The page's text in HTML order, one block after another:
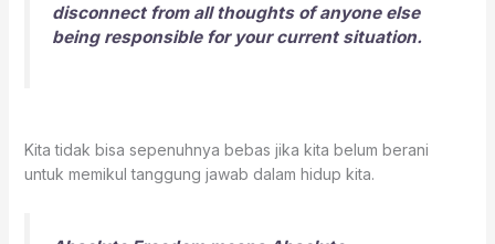
disconnect from all thoughts of anyone else
being responsible for your current situation.
Kita tidak bisa sepenuhnya bebas jika kita belum berani
untuk memikul tanggung jawab dalam hidup kita.